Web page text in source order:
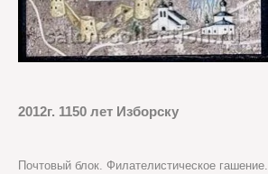
2012г. 1150 лет Изборску
Почтовый блок. Филателистическое гашение.